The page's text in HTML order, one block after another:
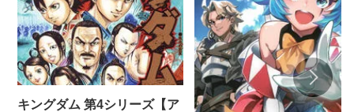
キングダム 第4シリーズ【ア